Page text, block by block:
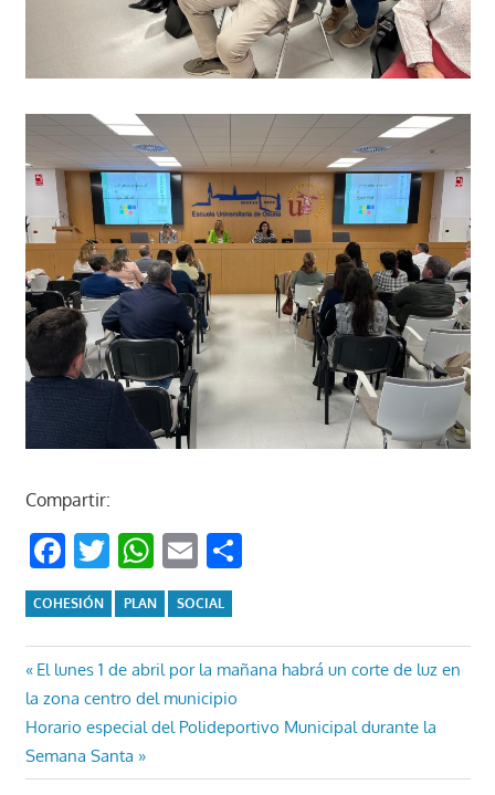
Compartir:
Facebook
Twitter
WhatsApp
EmailCompartir
COHESIÓN PLAN SOCIAL
Navegación
de
entradas
Entrada
anterior:
El lunes 1 de abril por la mañana habrá un corte de luz en
la zona centro del municipio
Entrada
siguiente:
Horario especial del Polideportivo Municipal durante la
Semana Santa